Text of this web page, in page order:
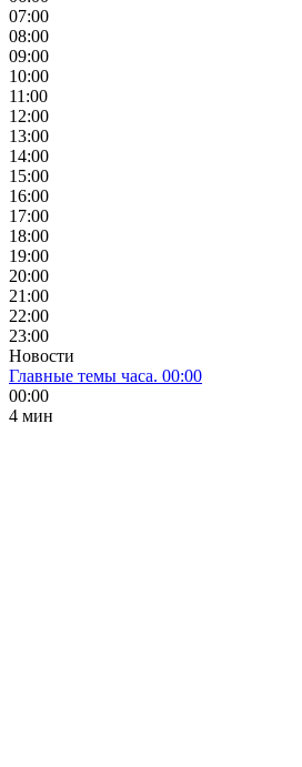
07:00
08:00
09:00
10:00
11:00
12:00
13:00
14:00
15:00
16:00
17:00
18:00
19:00
20:00
21:00
22:00
23:00
Новости
Главные темы часа. 00:00
00:00
4 мин